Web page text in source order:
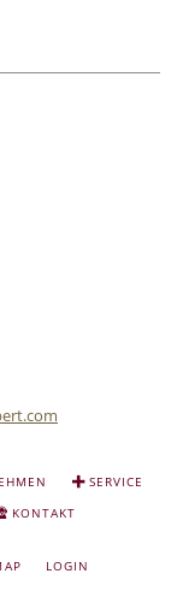
SERVICE
KONTAKT
LOGIN